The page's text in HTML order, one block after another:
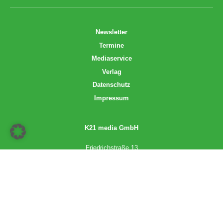
Newsletter
Termine
Mediaservice
Verlag
Datenschutz
Impressum
K21 media GmbH
Friedrichstraße 13